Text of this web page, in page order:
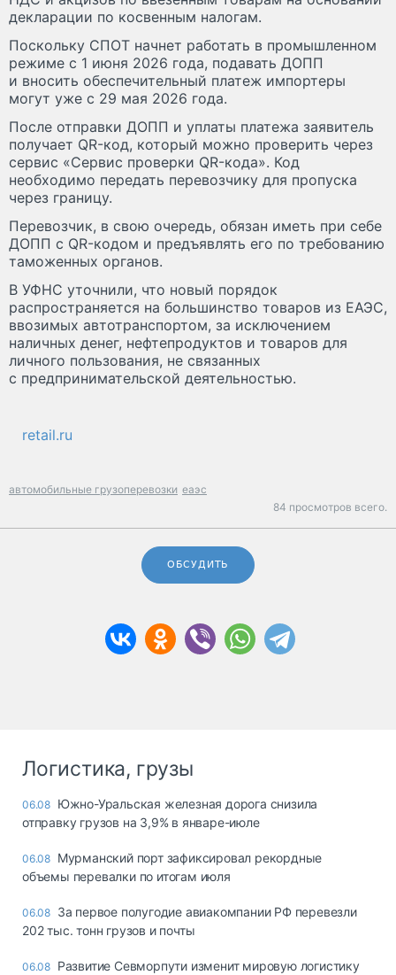
декларации по косвенным налогам.
Поскольку СПОТ начнет работать в промышленном
режиме с 1 июня 2026 года, подавать ДОПП
и вносить обеспечительный платеж импортеры
могут уже с 29 мая 2026 года.
После отправки ДОПП и уплаты платежа заявитель
получает QR-код, который можно проверить через
сервис «Сервис проверки QR-кода». Код
необходимо передать перевозчику для пропуска
через границу.
Перевозчик, в свою очередь, обязан иметь при себе
ДОПП с QR-кодом и предъявлять его по требованию
таможенных органов.
В УФНС уточнили, что новый порядок
распространяется на большинство товаров из ЕАЭС,
ввозимых автотранспортом, за исключением
наличных денег, нефтепродуктов и товаров для
личного пользования, не связанных
с предпринимательской деятельностью.
retail.ru
автомобильные грузоперевозки еаэс
84 просмотров всего.
ОБСУДИТЬ
Логистика, грузы
06.08 Южно-Уральская железная дорога снизила
отправку грузов на 3,9% в январе-июле
06.08 Мурманский порт зафиксировал рекордные
объемы перевалки по итогам июля
06.08 За первое полугодие авиакомпании РФ перевезли
202 тыс. тонн грузов и почты
06.08 Развитие Севморпути изменит мировую логистику